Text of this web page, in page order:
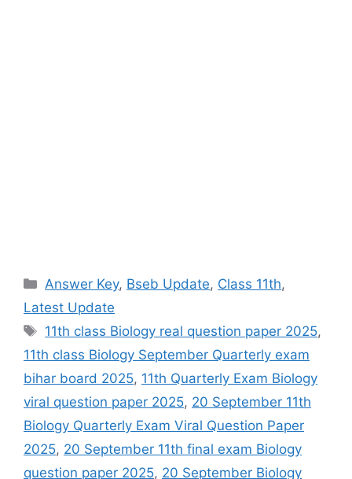
Categories
Answer Key, Bseb Update, Class 11th,
Latest Update
Tags
11th class Biology real question paper 2025,
11th class Biology September Quarterly exam
bihar board 2025, 11th Quarterly Exam Biology
viral question paper 2025, 20 September 11th
Biology Quarterly Exam Viral Question Paper
2025, 20 September 11th final exam Biology
question paper 2025, 20 September Biology